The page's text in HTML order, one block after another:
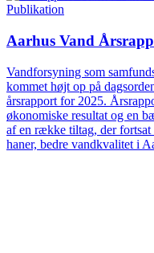
Publikation
Aarhus Vand
Vandforsyning som
kommet højt op på
årsrapport for 2025.
økonomiske resultat og en
af en række tiltag, der fortsat
haner, bedre vandkvalitet i